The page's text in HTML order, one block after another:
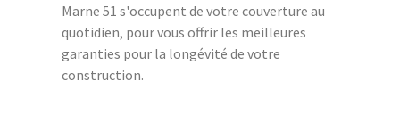
Marne 51 s'occupent de votre couverture au
quotidien, pour vous offrir les meilleures
garanties pour la longévité de votre
construction.